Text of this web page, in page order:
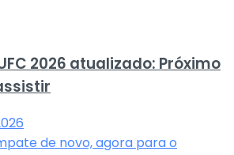
2026 atualizado: Próximo